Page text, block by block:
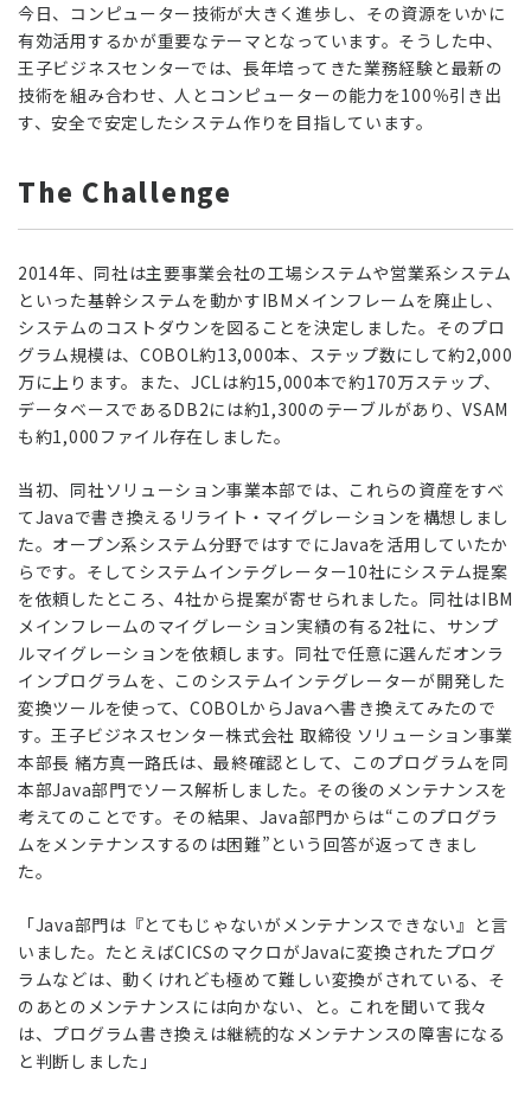
今日、コンピューター技術が大きく進歩し、その資源をいかに
有効活用するかが重要なテーマとなっています。そうした中、
王子ビジネスセンターでは、長年培ってきた業務経験と最新の
技術を組み合わせ、人とコンピューターの能力を100％引き出
す、安全で安定したシステム作りを目指しています。
The Challenge
2014年、同社は主要事業会社の工場システムや営業系システム
といった基幹システムを動かすIBMメインフレームを廃止し、
システムのコストダウンを図ることを決定しました。そのプロ
グラム規模は、COBOL約13,000本、ステップ数にして約2,000
万に上ります。また、JCLは約15,000本で約170万ステップ、
データベースであるDB2には約1,300のテーブルがあり、VSAM
も約1,000ファイル存在しました。
当初、同社ソリューション事業本部では、これらの資産をすべ
てJavaで書き換えるリライト・マイグレーションを構想しまし
た。オープン系システム分野ではすでにJavaを活用していたか
らです。そしてシステムインテグレーター10社にシステム提案
を依頼したところ、4社から提案が寄せられました。同社はIBM
メインフレームのマイグレーション実績の有る2社に、サンプ
ルマイグレーションを依頼します。同社で任意に選んだオンラ
インプログラムを、このシステムインテグレーターが開発した
変換ツールを使って、COBOLからJavaへ書き換えてみたので
す。王子ビジネスセンター株式会社 取締役 ソリューション事業
本部長 緒方真一路氏は、最終確認として、このプログラムを同
本部Java部門でソース解析しました。その後のメンテナンスを
考えてのことです。その結果、Java部門からは“このプログラ
ムをメンテナンスするのは困難”という回答が返ってきまし
た。
「Java部門は『とてもじゃないがメンテナンスできない』と言
いました。たとえばCICSのマクロがJavaに変換されたプログ
ラムなどは、動くけれども極めて難しい変換がされている、そ
のあとのメンテナンスには向かない、と。これを聞いて我々
は、プログラム書き換えは継続的なメンテナンスの障害になる
と判断しました」